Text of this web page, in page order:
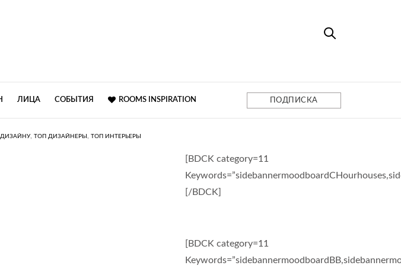
ЛИЦА СОБЫТИЯ ROOMS INSPIRATION ПОДПИСКА
, ТОП ДИЗАЙНЕРЫ , ТОП ИНТЕРЬЕРЫ
[BDCK category=11
[/BDCK]
[BDCK category=11